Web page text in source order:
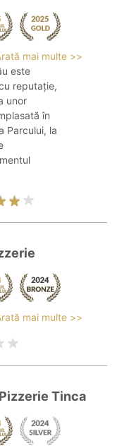
mai multe >>
este
reputație,
unor
în
Parcului, la
mai multe >>
Tinca